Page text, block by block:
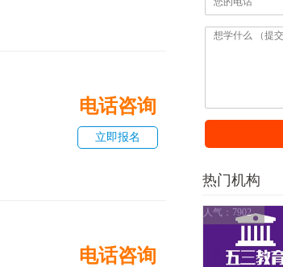
电话咨询
立即报名
电话咨询
热门机构
人气：7902